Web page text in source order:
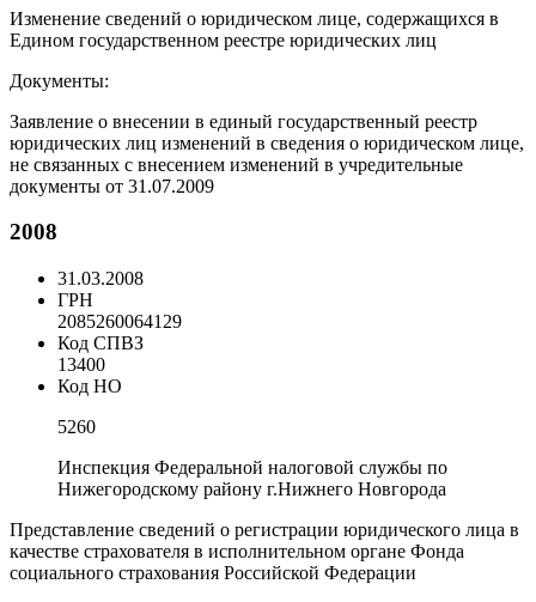
Изменение сведений о юридическом лице, содержащихся в
Едином государственном реестре юридических лиц
Документы:
Заявление о внесении в единый государственный реестр
юридических лиц изменений в сведения о юридическом лице,
не связанных с внесением изменений в учредительные
документы от 31.07.2009
2008
31.03.2008
ГРН
2085260064129
Код СПВЗ
13400
Код НО
5260
Инспекция Федеральной налоговой службы по
Нижегородскому району г.Нижнего Новгорода
Представление сведений о регистрации юридического лица в
качестве страхователя в исполнительном органе Фонда
социального страхования Российской Федерации